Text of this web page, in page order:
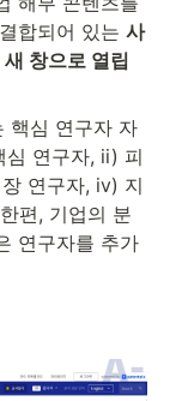
합되어 있는 사
창으로 열립
핵심 연구자 자
연구자, ii) 피
연구자, iv) 지
편, 기업의 분
연구자를 추가